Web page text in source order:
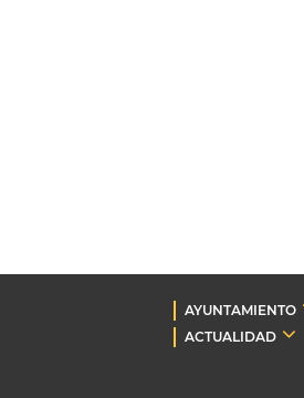
AYUNTAMIENTO
ACTUALIDAD